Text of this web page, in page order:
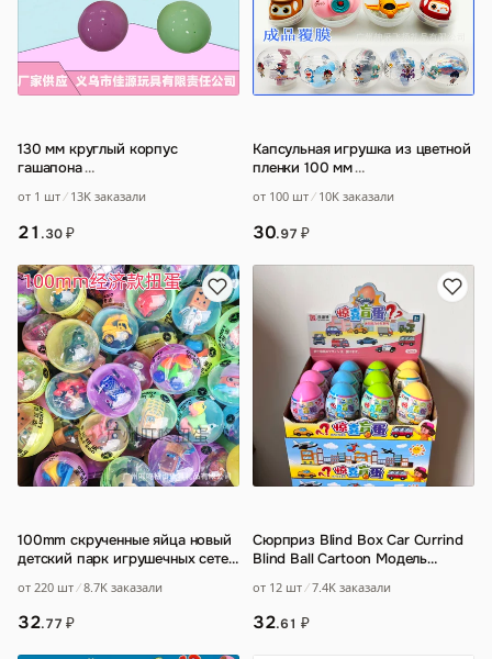
130 мм круглый корпус
гашапона…
от 1 шт 13K заказали
21 .30₽
Капсульная игрушка из цветной
пленки 100 мм…
от 100 шт 10K заказали
30.97 ₽
100mm скрученные яйца новый
детский парк игрушечных сетей
машина …
от 220 шт 8.7K заказали
32.77 ₽
Сюрприз Blind Box Car Currind
Blind Ball Cartoon Модель
от 12 шт 7.4K заказали
32.61 ₽